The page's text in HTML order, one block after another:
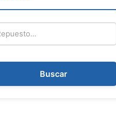
Buscar